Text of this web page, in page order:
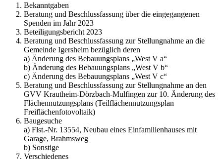
Bekanntgaben
Beratung und Beschlussfassung über die eingegangenen
Spenden im Jahr 2023
Beteiligungsbericht 2023
Beratung und Beschlussfassung zur Stellungnahme an die
Gemeinde Igersheim bezüglich deren
a) Änderung des Bebauungsplans „West V a“
b) Änderung des Bebauungsplans „West V b“
c) Änderung des Bebauungsplans „West V c“
Beratung und Beschlussfassung zur Stellungnahme an den
GVV Krautheim-Dörzbach-Mulfingen zur 10. Änderung des
Flächennutzungsplans (Teilflächennutzungsplan
Freiflächenfotovoltaik)
Baugesuche
a) Flst.-Nr. 13554, Neubau eines Einfamilienhauses mit
Garage, Brahmsweg
b) Sonstige
Verschiedenes